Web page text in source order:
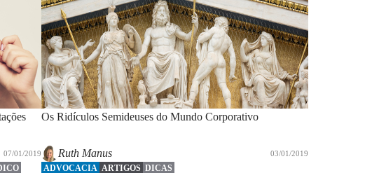
07/01/2019
Os Ridículos Semideuses do Mundo Corporativo
Ruth Manus 03/01/2019
ADVOCACIA ARTIGOS DICAS